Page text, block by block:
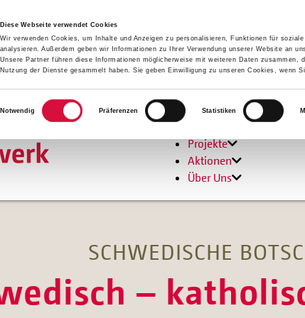
Diese Webseite verwendet Cookies
Wir verwenden Cookies, um Inhalte und Anzeigen zu personalisieren, Funktionen für
analysieren. Außerdem geben wir Informationen zu Ihrer Verwendung unserer Website an
Unsere Partner führen diese Informationen möglicherweise mit weiteren Daten zusammen,
Nutzung der Dienste gesammelt haben. Sie geben Einwilligung zu unseren Cookies, wenn
Einwilligungsauswahl
Notwendig
Präferenzen Statistiken
Hilfen
Projekte
Aktionen
Über Uns
SCHWEDISCHE
–